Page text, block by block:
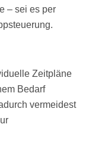
– sei es per
Zeitpläne
Bedarf
vermeidest